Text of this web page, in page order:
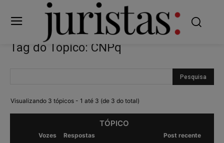
Tag do Tópico: CNPq
Visualizando 3 tópicos - 1 até 3 (de 3 do total)
TÓPICO
Vozes Respostas Post recente